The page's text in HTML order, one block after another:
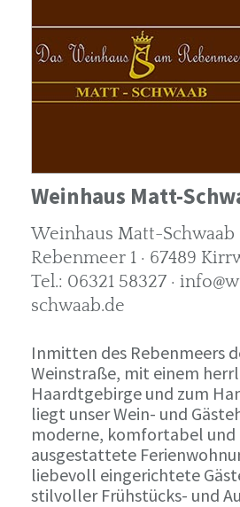
Weinhaus Matt-
Weinhaus Matt-Schwaab
Rebenmeer 1 · 67489
Tel.: 06321 58327 ·
schwaab.de
Inmitten des Rebenmeers
Weinstraße, mit einem
Haardtgebirge und zum
liegt unser Wein- und
moderne, komfortabel und
ausgestattete
liebevoll eingerichtete
stilvoller Frühstücks- und